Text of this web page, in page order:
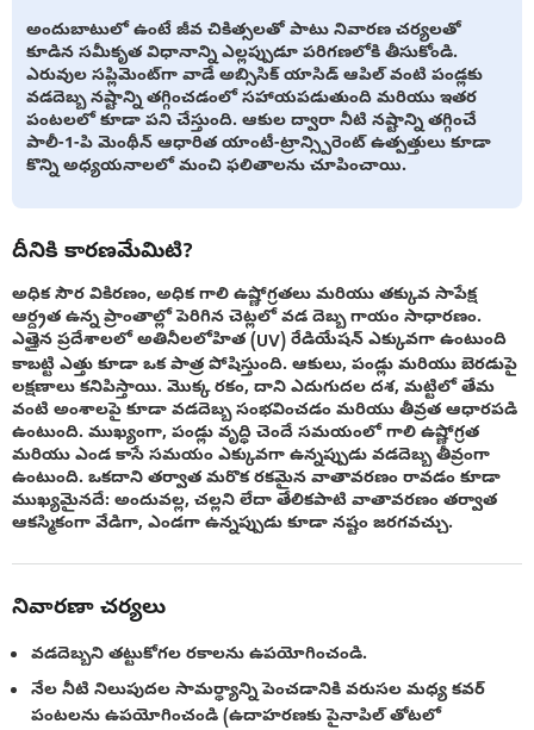
అందుబాటులో ఉంటే జీవ చికిత్సలతో పాటు నివారణ చర్యలతో
కూడిన సమీకృత విధానాన్ని ఎల్లప్పుడూ పరిగణలోకి తీసుకోండి.
ఎరువుల సప్లిమెంట్‌గా వాడే అబ్సిసిక్ యాసిడ్ ఆపిల్ వంటి పండ్లకు
వడదెబ్బ నష్టాన్ని తగ్గించడంలో సహాయపడుతుంది మరియు ఇతర
పంటలలో కూడా పని చేస్తుంది. ఆకుల ద్వారా నీటి నష్టాన్ని తగ్గించే
పాలీ-1-పి మెంథీన్ ఆధారిత యాంటీ-ట్రాన్స్పిరెంట్ ఉత్పత్తులు కూడా
కొన్ని అధ్యయనాలలో మంచి ఫలితాలను చూపించాయి.
దీనికి కారణమేమిటి?
అధిక సౌర వికిరణం, అధిక గాలి ఉష్ణోగ్రతలు మరియు తక్కువ సాపేక్ష
ఆర్ద్రత ఉన్న ప్రాంతాల్లో పెరిగిన చెట్లలో వడ దెబ్బ గాయం సాధారణం.
ఎత్తైన ప్రదేశాలలో అతినీలలోహిత (UV) రేడియేషన్ ఎక్కువగా ఉంటుంది
కాబట్టి ఎత్తు కూడా ఒక పాత్ర పోషిస్తుంది. ఆకులు, పండ్లు మరియు బెరడుపై
లక్షణాలు కనిపిస్తాయి. మొక్క రకం, దాని ఎదుగుదల దశ, మట్టిలో తేమ
వంటి అంశాలపై కూడా వడదెబ్బ సంభవించడం మరియు తీవ్రత ఆధారపడి
ఉంటుంది. ముఖ్యంగా, పండ్లు వృద్ధి చెందే సమయంలో గాలి ఉష్ణోగ్రత
మరియు ఎండ కాసే సమయం ఎక్కువగా ఉన్నప్పుడు వడదెబ్బ తీవ్రంగా
ఉంటుంది. ఒకదాని తర్వాత మరొక రకమైన వాతావరణం రావడం కూడా
ముఖ్యమైనదే: అందువల్ల, చల్లని లేదా తేలికపాటి వాతావరణం తర్వాత
ఆకస్మికంగా వేడిగా, ఎండగా ఉన్నప్పుడు కూడా నష్టం జరగవచ్చు.
నివారణా చర్యలు
వడదెబ్బని తట్టుకోగల రకాలను ఉపయోగించండి.
నేల నీటి నిలుపుదల సామర్థ్యాన్ని పెంచడానికి వరుసల మధ్య కవర్
పంటలను ఉపయోగించండి (ఉదాహరణకు పైనాపిల్ తోటలో